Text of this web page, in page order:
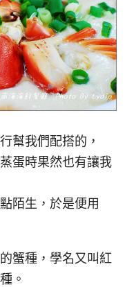
幫我們配搭的，
蛋時果然也有讓我
陌生，於是便用
蟹種，學名又叫紅
。